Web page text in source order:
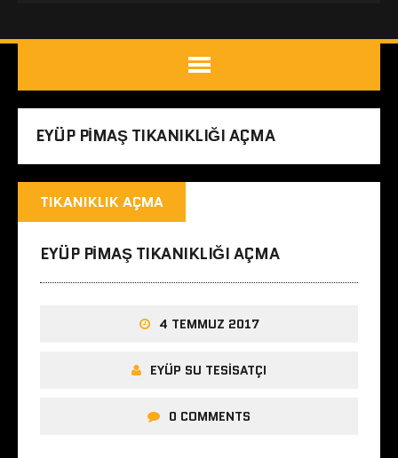
EYÜP PIMAŞ TIKANIKLIĞI AÇMA
TIKANIKLIK AÇMA
EYÜP PIMAŞ TIKANIKLIĞI AÇMA
4 TEMMUZ 2017
EYÜP SU TESISATÇI
0 COMMENTS